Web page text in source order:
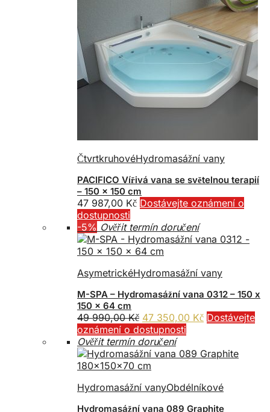
ČtvrtkruhovéHydromasážní vany
PACIFICO Vířivá vana se světelnou terapií
– 150 x 150 cm
47 987,00 Kč Dostávejte oznámení o
dostupnosti
-5% Ověřit termín doručení
AsymetrickéHydromasážní vany
M-SPA – Hydromasážní vana 0312 – 150 x
150 x 64 cm
49 990,00Kč Původní
cena
byla:
49
990,00 Kč.
47 350,00 KčAktuální
47
Dostávejte
oznámení o dostupnosti
Ověřit termín doručení
Hydromasážní vanyObdélníkové
Hydromasážní vana 089 Graphite